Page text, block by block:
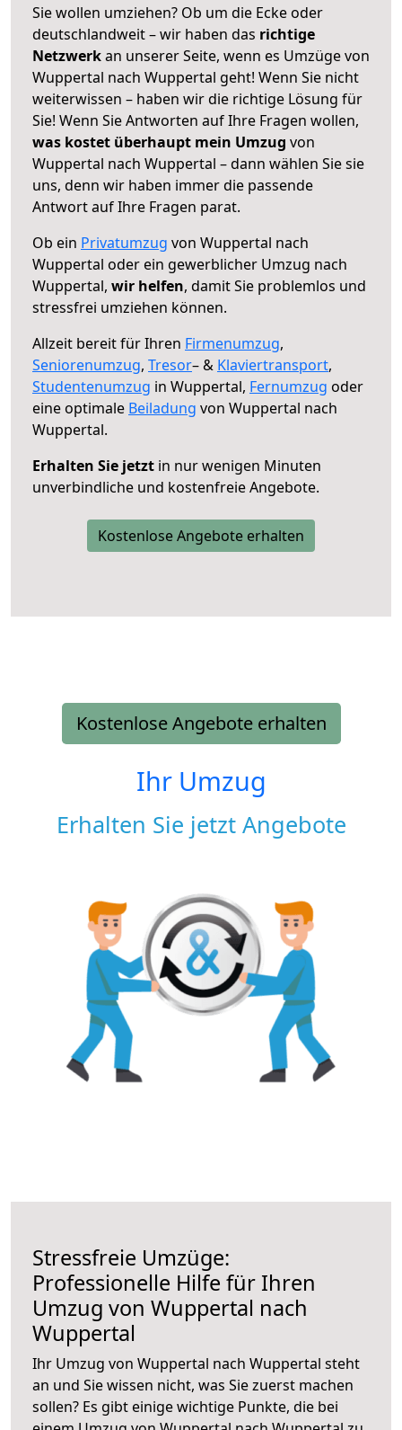
Sie wollen umziehen? Ob um die Ecke oder
deutschlandweit – wir haben das richtige
Netzwerkan unserer Seite, wenn es Umzüge von
Wuppertal nach Wuppertal geht! Wenn Sie nicht
weiterwissen – haben wir die richtige Lösung für
Sie! Wenn Sie Antworten auf Ihre Fragen wollen,
was kostet überhaupt mein Umzug von
Wuppertal nach Wuppertal – dann wählen Sie sie
uns, denn wir haben immer die passende
Antwort auf Ihre Fragen parat.
Ob ein Privatumzug von Wuppertal nach
Wuppertal oder ein gewerblicher Umzug nach
Wuppertal, wir helfen, damit Sie problemlos und
stressfrei umziehen können.
Allzeit bereit für Ihren Firmenumzug,
Seniorenumzug, Tresor– & Klaviertransport,
Studentenumzug in Wuppertal, Fernumzug oder
eine optimale Beiladung von Wuppertal nach
Wuppertal.
Erhalten Sie jetzt in nur wenigen Minuten
unverbindliche und kostenfreie Angebote.
Kostenlose Angebote erhalten
Kostenlose Angebote erhalten
Ihr Umzug
Erhalten Sie jetzt Angebote
Stressfreie Umzüge:
Professionelle Hilfe für Ihren
Umzug von Wuppertal nach
Wuppertal
Ihr Umzug von Wuppertal nach Wuppertal steht
an und Sie wissen nicht, was Sie zuerst machen
sollen? Es gibt einige wichtige Punkte, die bei